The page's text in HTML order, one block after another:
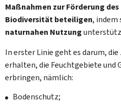
Maßnahmen zur Förderung
Biodiversität beteiligen, indem
naturnahen Nutzung
In erster Linie geht es darum,
erhalten, die Feuchtgebiete und
erbringen, nämlich:
Bodenschutz;